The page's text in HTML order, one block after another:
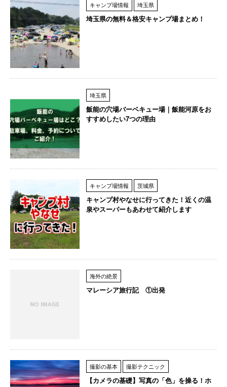
キャンプ場情報 埼玉県
埼玉県の無料＆格安キャンプ場まとめ！
埼玉県
飯能の穴場バーベキュー場｜飯能河原をお
すすめしたい7つの理由
キャンプ場情報 茨城県
キャンプ村やなせに行ってきた！近くの温
泉やスーパーもあわせて紹介します
海外の絶景
マレーシア旅行記 ①出発
撮影の基本 撮影テクニック
【カメラの基礎】写真の「色」を操る！ホ